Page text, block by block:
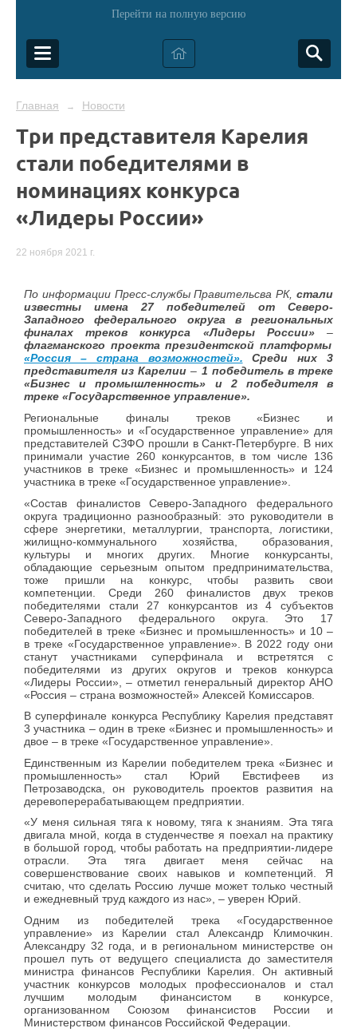
Перейти на полную версию
Главная → Новости
Три представителя Карелия
стали победителями в
номинациях конкурса
«Лидеры России»
22 ноября 2021 г.
По информации Пресс-службы Правительсва РК, стали
известны имена 27 победителей от Северо-
Западного федерального округа в региональных
финалах треков конкурса «Лидеры России» –
флагманского проекта президентской платформы
«Россия – страна возможностей». Среди них 3
представителя из Карелии– 1 победитель в треке
«Бизнес и промышленность» и 2 победителя в
треке «Государственное управление».
Региональные финалы треков «Бизнес и
промышленность» и «Государственное управление» для
представителей СЗФО прошли в Санкт-Петербурге. В них
принимали участие 260 конкурсантов, в том числе 136
участников в треке «Бизнес и промышленность» и 124
участника в треке «Государственное управление».
«Состав финалистов Северо-Западного федерального
округа традиционно разнообразный: это руководители в
сфере энергетики, металлургии, транспорта, логистики,
жилищно-коммунального хозяйства, образования,
культуры и многих других. Многие конкурсанты,
обладающие серьезным опытом предпринимательства,
тоже пришли на конкурс, чтобы развить свои
компетенции. Среди 260 финалистов двух треков
победителями стали 27 конкурсантов из 4 субъектов
Северо-Западного федерального округа. Это 17
победителей в треке «Бизнес и промышленность» и 10 –
в треке «Государственное управление». В 2022 году они
станут участниками суперфинала и встретятся с
победителями из других округов и треков конкурса
«Лидеры России», – отметил генеральный директор АНО
«Россия – страна возможностей» Алексей Комиссаров.
В суперфинале конкурса Республику Карелия представят
3 участника – один в треке «Бизнес и промышленность» и
двое – в треке «Государственное управление».
Единственным из Карелии победителем трека «Бизнес и
промышленность» стал Юрий Евстифеев из
Петрозаводска, он руководитель проектов развития на
деревоперерабатывающем предприятии.
«У меня сильная тяга к новому, тяга к знаниям. Эта тяга
двигала мной, когда в студенчестве я поехал на практику
в большой город, чтобы работать на предприятии-лидере
отрасли. Эта тяга двигает меня сейчас на
совершенствование своих навыков и компетенций. Я
считаю, что сделать Россию лучше может только честный
и ежедневный труд каждого из нас», – уверен Юрий.
Одним из победителей трека «Государственное
управление» из Карелии стал Александр Климочкин.
Александру 32 года, и в региональном министерстве он
прошел путь от ведущего специалиста до заместителя
министра финансов Республики Карелия. Он активный
участник конкурсов молодых профессионалов и стал
лучшим молодым финансистом в конкурсе,
организованном Союзом финансистов России и
Министерством финансов Российской Федерации.